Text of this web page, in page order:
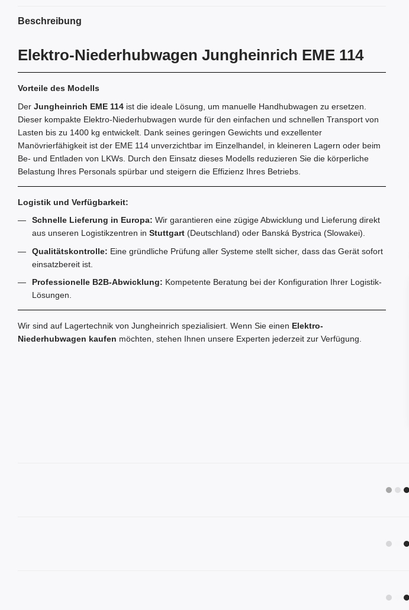
Beschreibung
Elektro-Niederhubwagen Jungheinrich EME 114
Vorteile des Modells
Der Jungheinrich EME 114 ist die ideale Lösung, um manuelle Handhubwagen zu ersetzen.
Dieser kompakte Elektro-Niederhubwagen wurde für den einfachen und schnellen Transport von
Lasten bis zu 1400 kg entwickelt. Dank seines geringen Gewichts und exzellenter
Manövrierfähigkeit ist der EME 114 unverzichtbar im Einzelhandel, in kleineren Lagern oder beim
Be- und Entladen von LKWs. Durch den Einsatz dieses Modells reduzieren Sie die körperliche
Belastung Ihres Personals spürbar und steigern die Effizienz Ihres Betriebs.
Logistik und Verfügbarkeit:
Schnelle Lieferung in Europa: Wir garantieren eine zügige Abwicklung und Lieferung direkt
aus unseren Logistikzentren in Stuttgart (Deutschland) oder Banská Bystrica (Slowakei).
Qualitätskontrolle: Eine gründliche Prüfung aller Systeme stellt sicher, dass das Gerät sofort
einsatzbereit ist.
Professionelle B2B-Abwicklung: Kompetente Beratung bei der Konfiguration Ihrer Logistik-
Lösungen.
Wir sind auf Lagertechnik von Jungheinrich spezialisiert. Wenn Sie einen Elektro-
Niederhubwagen kaufen möchten, stehen Ihnen unsere Experten jederzeit zur Verfügung.